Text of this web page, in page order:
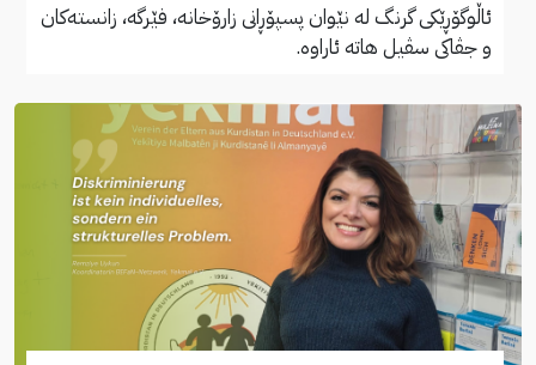
ئاڵوگۆڕێکی گرنگ لە نێوان پسپۆڕانی زارۆخانە، فێرگە، زانستەکان
و جڤاکی سڤیل هاتە ئاراوە.